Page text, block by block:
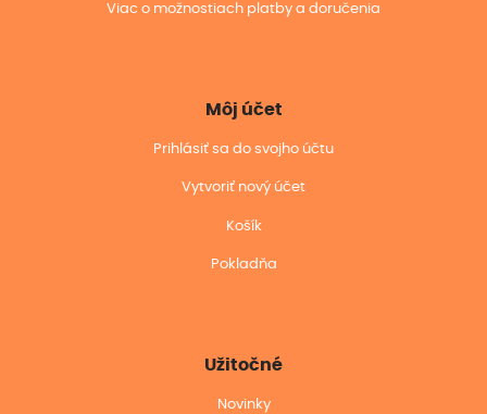
Viac o možnostiach platby a doručenia
Môj účet
Prihlásiť sa do svojho účtu
Vytvoriť nový účet
Košík
Pokladňa
Užitočné
Novinky